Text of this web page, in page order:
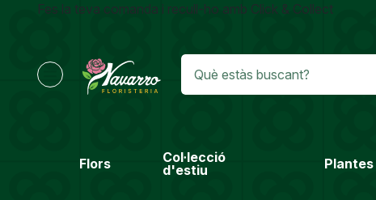
Fes la teva comanda i recull-ho amb Click & Collect
Flors
Col·lecció
d'estiu
Plantes